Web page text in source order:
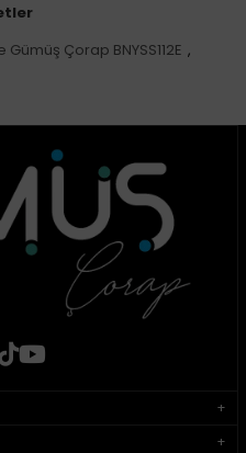
Çorap BNYSS112E ,